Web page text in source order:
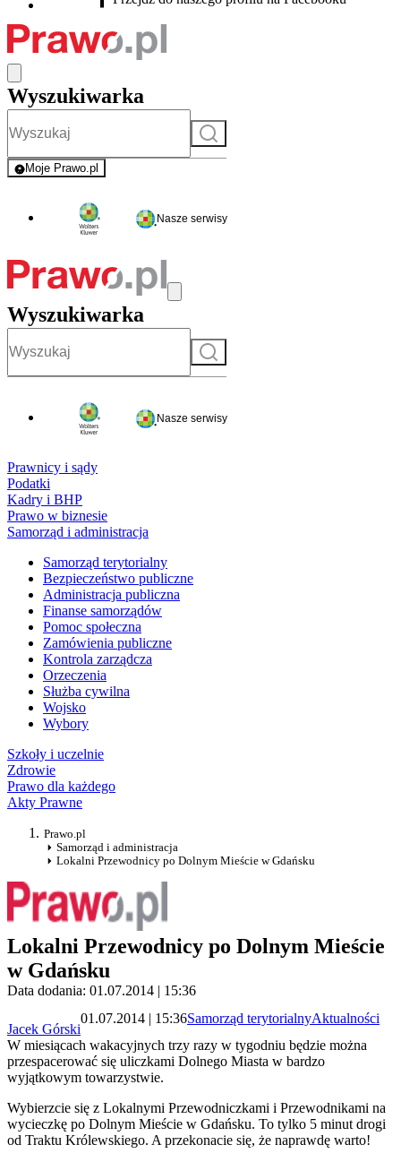
Facebook - otwiera się w nowej karcie
Wyszukiwarka
Szukaj
Moje Prawo.pl
- rejestracja i logowanie do serwisu
Nasze serwisy
Wyszukiwarka
Szukaj
Nasze serwisy
Prawnicy i sądy
Podatki
Kadry i BHP
Prawo w biznesie
Samorząd i administracja
Samorząd terytorialny
Bezpieczeństwo publiczne
Administracja publiczna
Finanse samorządów
Pomoc społeczna
Zamówienia publiczne
Kontrola zarządcza
Orzeczenia
Służba cywilna
Wojsko
Wybory
Szkoły i uczelnie
Zdrowie
Prawo dla każdego
Akty Prawne
Prawo.pl
Samorząd i administracja
Lokalni Przewodnicy po Dolnym Mieście w Gdańsku
Lokalni Przewodnicy po Dolnym Mieście
w Gdańsku
Data dodania: 01.07.2014 | 15:36
Jacek Górski
01.07.2014 | 15:36Samorząd terytorialnyAktualności
W miesiącach wakacyjnych trzy razy w tygodniu będzie można
przespacerować się uliczkami Dolnego Miasta w bardzo
wyjątkowym towarzystwie.
Wybierzcie się z Lokalnymi Przewodniczkami i Przewodnikami na
wycieczkę po Dolnym Mieście w Gdańsku. To tylko 5 minut drogi
od Traktu Królewskiego. A przekonacie się, że naprawdę warto!